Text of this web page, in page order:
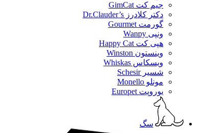
جیم کت GimCat
دکتر کلادرز Dr.Clauder’s
گورمت Gourmet
ونپی Wanpy
هپی کت Happy Cat
وینستون Winston
ویسکاس Whiskas
شسیر Schesir
مونلو Monello
یوروپت Europet
سگ